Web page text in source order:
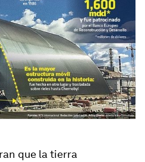
que la tierra